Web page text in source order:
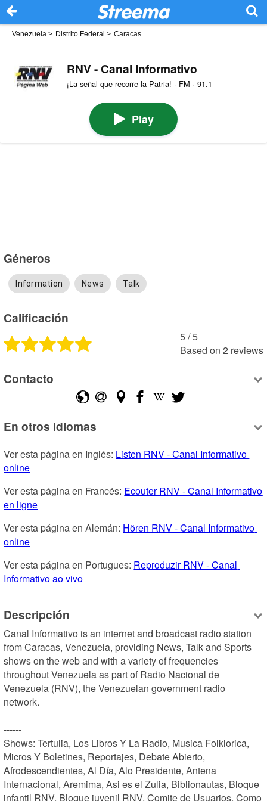
Venezuela > Distrito Federal > Caracas
RNV - Canal Informativo
¡La señal que recorre la Patria! · FM · 91.1
Play
Géneros
Information News Talk
Calificación
5 /5
Based on 2 reviews
Contacto
En otros idiomas
Ver esta página en Inglés: Listen RNV - Canal Informativo
online
Ver esta página en Francés: Ecouter RNV - Canal Informativo
en ligne
Ver esta página en Alemán: Hören RNV - Canal Informativo
online
Ver esta página en Portugues: Reproduzir RNV - Canal
Informativo ao vivo
Descripción
Canal Informativo is an internet and broadcast radio station
from Caracas, Venezuela, providing News, Talk and Sports
shows on the web and with a variety of frequencies
throughout Venezuela as part of Radio Nacional de
Venezuela (RNV), the Venezuelan government radio
network.
------
Shows: Tertulia, Los Libros Y La Radio, Musica Folklorica,
Micros Y Boletines, Reportajes, Debate Abierto,
Afrodescendientes, Al Día, Alo Presidente, Antena
Internacional, Aremima, Asi es el Zulia, Biblionautas, Bloque
infantil RNV, Bloque juvenil RNV, Comite de Usuarios, Como